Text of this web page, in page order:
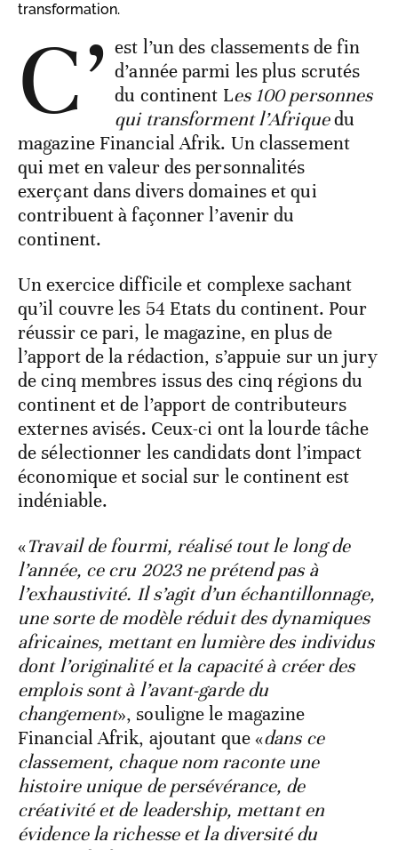
transformation.
C’ est l’un des classements de fin
d’année parmi les plus scrutés
du continent Les 100 personnes
qui transforment l’Afriquedu
magazine Financial Afrik. Un classement
qui met en valeur des personnalités
exerçant dans divers domaines et qui
contribuent à façonner l’avenir du
continent.
Un exercice difficile et complexe sachant
qu’il couvre les 54 Etats du continent. Pour
réussir ce pari, le magazine, en plus de
l’apport de la rédaction, s’appuie sur un jury
de cinq membres issus des cinq régions du
continent et de l’apport de contributeurs
externes avisés. Ceux-ci ont la lourde tâche
de sélectionner les candidats dont l’impact
économique et social sur le continent est
indéniable.
«Travail de fourmi, réalisé tout le long de
l’année, ce cru 2023 ne prétend pas à
l’exhaustivité. Il s’agit d’un échantillonnage,
une sorte de modèle réduit des dynamiques
africaines, mettant en lumière des individus
dont l’originalité et la capacité à créer des
emplois sont à l’avant-garde du
changement», souligne le magazine
Financial Afrik, ajoutant que «dans ce
classement, chaque nom raconte une
histoire unique de persévérance, de
créativité et de leadership, mettant en
évidence la richesse et la diversité du